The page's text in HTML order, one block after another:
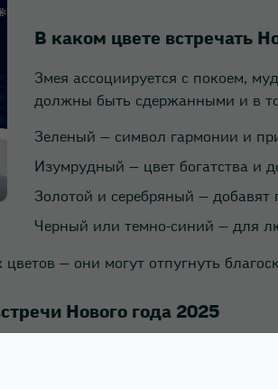
В каком цвете встречать
Змея ассоциируется с покоем,
должны быть сдержанными и в
Зеленый — символ гармонии и
Изумрудный — цвет богатства и
Золотой и серебряный — добавят
Черный или темно-синий — для
— они могут отпугнуть
Нового года 2025
но не слишком броской.
— украшения с изумрудами,